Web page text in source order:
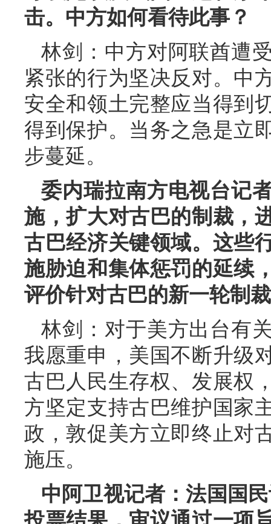
击。中方如何看待此事？
林剑：中方对阿联酋遭
紧张的行为坚决反对。中
安全和领土完整应当得到
得到保护。当务之急是立
步蔓延。
委内瑞拉南方电视台记
施，扩大对古巴的制裁，
古巴经济关键领域。这些
施胁迫和集体惩罚的延续
评价针对古巴的新一轮制
林剑：对于美方出台有
我愿重申，美国不断升级
古巴人民生存权、发展权
方坚定支持古巴维护国家
政，敦促美方立即终止对
施压。
中阿卫视记者：法国国